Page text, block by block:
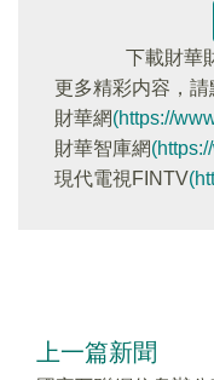
下載財華
更多精彩内容，請
財華網(https://
財華智庫網
現代電視FINTV
上一篇新聞